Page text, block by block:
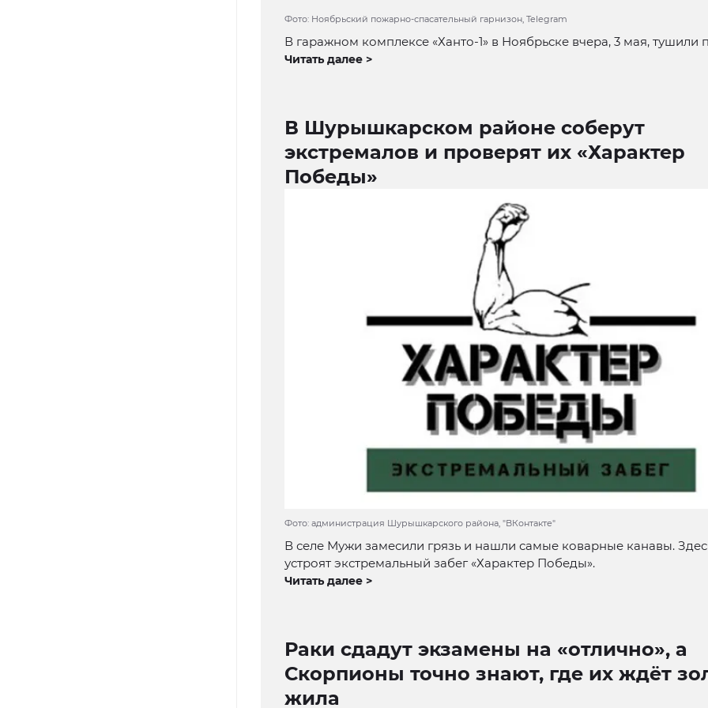
Фото: Ноябрьский пожарно-спасательный гарнизон, Telegram
В гаражном комплексе «Ханто-1» в Ноябрьске вчера, 3 мая, тушили
Читать далее >
В Шурышкарском районе соберут
экстремалов и проверят их «Характер
Победы»
Фото: администрация Шурышкарского района, "ВКонтакте"
В селе Мужи замесили грязь и нашли самые коварные канавы.
устроят экстремальный забег «Характер Победы».
Читать далее >
Раки сдадут экзамены на «отлично», а
Скорпионы точно знают, где их ждёт
жила